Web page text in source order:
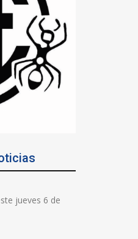
jueves 6 de